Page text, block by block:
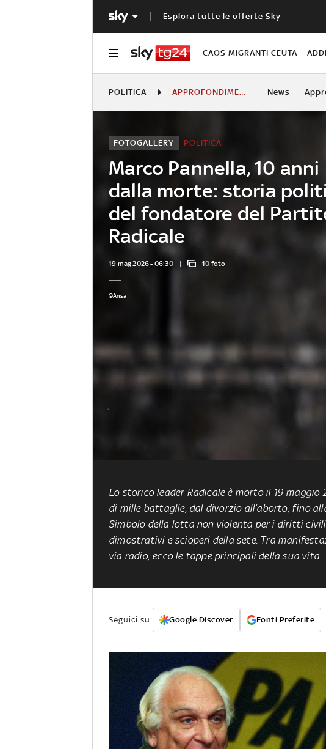
Esplora tutte le offerte Sky
CAOS MIGRANTI CEUTA
POLITICA APPROFONDIMENTI News
Marco Pannella, 10 anni
dalla morte: storia
del fondatore del
Radicale
POLITICA
FOTOGALLERY
19 mag 2026 - 06:30 10 foto
©Ansa
Lo storico leader Radicale è morto il 19
di mille battaglie, dal divorzio all’aborto, fino
Simbolo della lotta non violenta per i diritti
dimostrativi e scioperi della sete. Tra
via radio, ecco le tappe principali della sua vita
Seguici su: Google Discover Fonti Preferite